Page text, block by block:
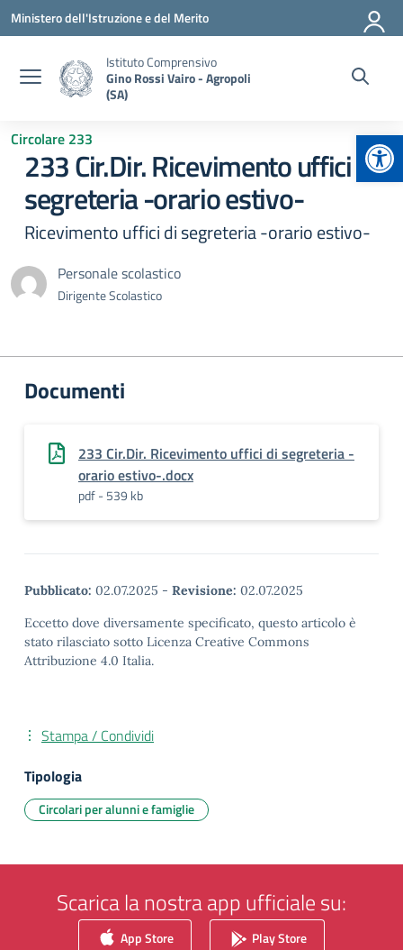
Vai ai contenuti
Vai al menu di navigazione
Vai al footer
Ministero dell'Istruzione e del Merito
Istituto Comprensivo
Gino Rossi Vairo - Agropoli
(SA)
Circolare 233
233 Cir.Dir. Ricevimento uffici di
segreteria -orario estivo-
Ricevimento uffici di segreteria -orario estivo-
Personale scolastico
Dirigente Scolastico
Documenti
233 Cir.Dir. Ricevimento uffici di segreteria -
orario estivo-.docx
pdf - 539 kb
Pubblicato: 02.07.2025 - Revisione: 02.07.2025
Eccetto dove diversamente specificato, questo articolo è
stato rilasciato sotto Licenza Creative Commons
Attribuzione 4.0 Italia.
Stampa / Condividi
Tipologia
Circolari per alunni e famiglie
Scarica la nostra app ufficiale su:
App Store Play Store